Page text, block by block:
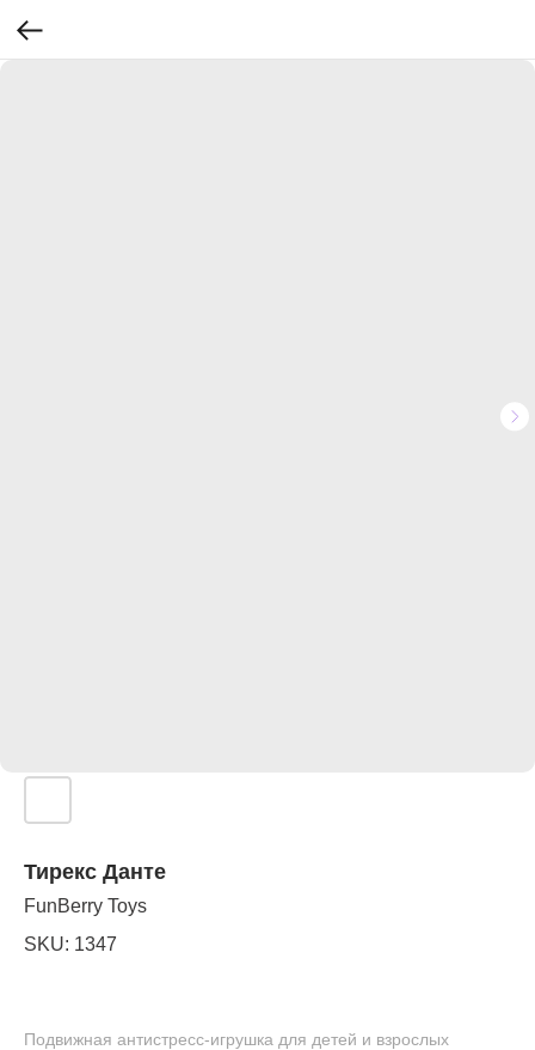
Тирекс Данте
FunBerry Toys
SKU: 1347
Подвижная антистресс-игрушка для детей и взрослых